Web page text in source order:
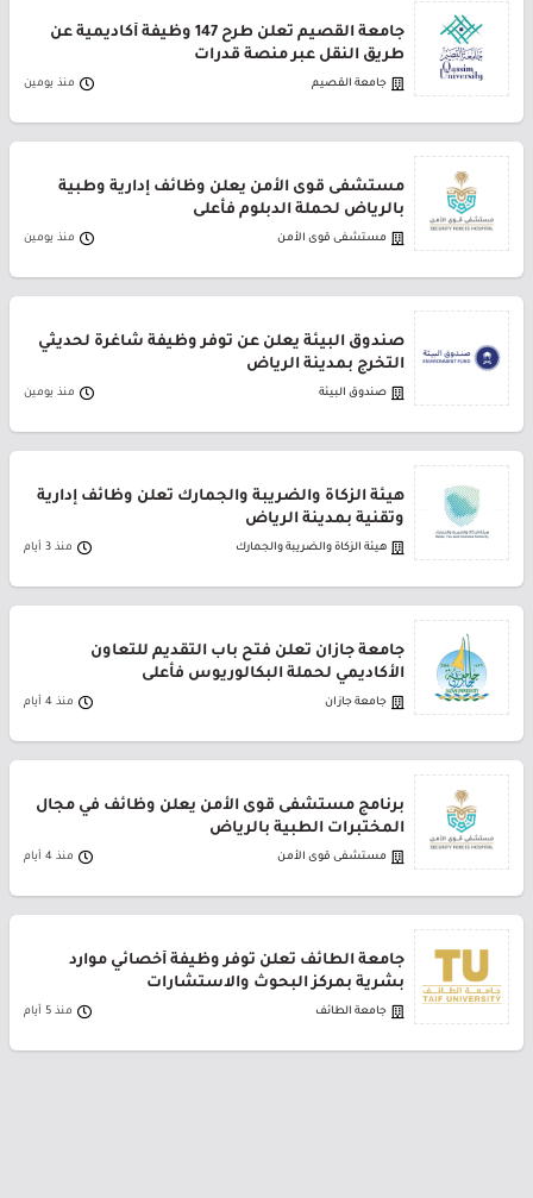
جامعة القصيم تعلن طرح 147 وظيفة أكاديمية عن
طريق النقل عبر منصة قدرات
جامعة القصيم منذ يومين
مستشفى قوى الأمن يعلن وظائف إدارية وطبية
بالرياض لحملة الدبلوم فأعلى
مستشفى قوى الأمن منذ يومين
صندوق البيئة يعلن عن توفر وظيفة شاغرة لحديثي
التخرج بمدينة الرياض
صندوق البيئة منذ يومين
هيئة الزكاة والضريبة والجمارك تعلن وظائف إدارية
وتقنية بمدينة الرياض
هيئة الزكاة والضريبة والجمارك منذ 3 أيام
جامعة جازان تعلن فتح باب التقديم للتعاون
الأكاديمي لحملة البكالوريوس فأعلى
جامعة جازان منذ 4 أيام
برنامج مستشفى قوى الأمن يعلن وظائف في مجال
المختبرات الطبية بالرياض
مستشفى قوى الأمن منذ 4 أيام
جامعة الطائف تعلن توفر وظيفة أخصائي موارد
بشرية بمركز البحوث والاستشارات
جامعة الطائف منذ 5 أيام